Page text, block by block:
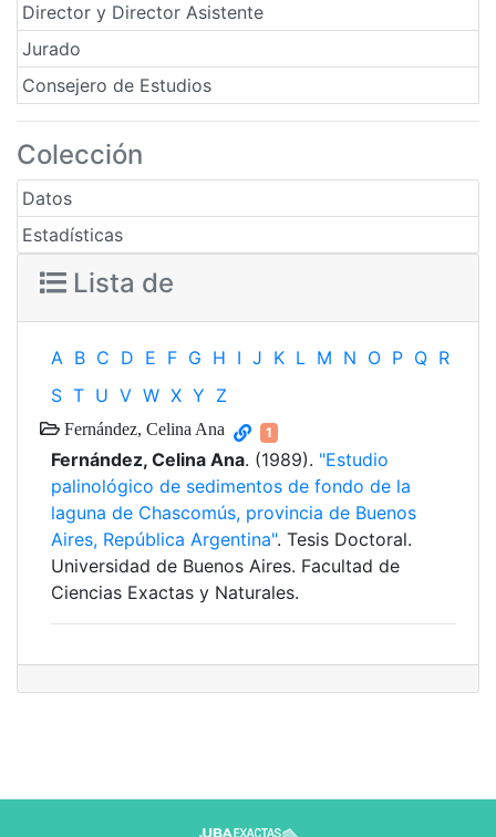
Director y Director Asistente
Jurado
Consejero de Estudios
Colección
Datos
Estadísticas
Lista de
A B C D E F G H I J K L M N O P Q R
S T U V W X Y Z
Fernández, Celina Ana 1
Fernández, Celina Ana. (1989). "Estudio
palinológico de sedimentos de fondo de la
laguna de Chascomús, provincia de Buenos
Aires, República Argentina". Tesis Doctoral.
Universidad de Buenos Aires. Facultad de
Ciencias Exactas y Naturales.